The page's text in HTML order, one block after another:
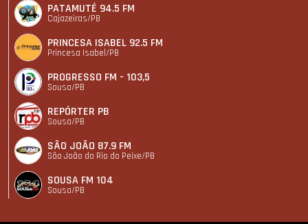
PATAMUTÉ 94.5 FM
Cajazeiras/PB
PRINCESA ISABEL 92.5 FM
Princesa Isabel/PB
PROGRESSO FM - 103,5
Sousa/PB
REPÓRTER PB
Sousa/PB
SÃO JOÃO 87.9 FM
São João do Rio do Peixe/PB
SOUSA FM 104
Sousa/PB